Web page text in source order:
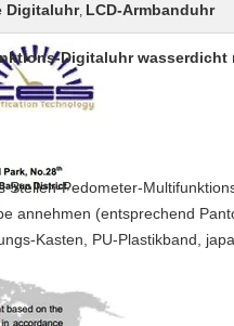
Digitaluhr, LCD-Armbanduhr
Digitaluhr wasserdicht
Stellen-Pedometer-
annehmen (entsprechend
Kasten, PU-Plastikband,